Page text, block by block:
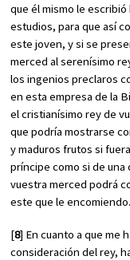
que él mismo le
estudios, para que así
este joven, y si se
merced al serenísimo
los ingenios preclaros
en esta empresa de la
el cristianísimo rey de
que podría mostrarse
y maduros frutos si
príncipe como si de
vuestra merced podrá
este que le encomiendo.
[8] En cuanto a que me
consideración del rey,